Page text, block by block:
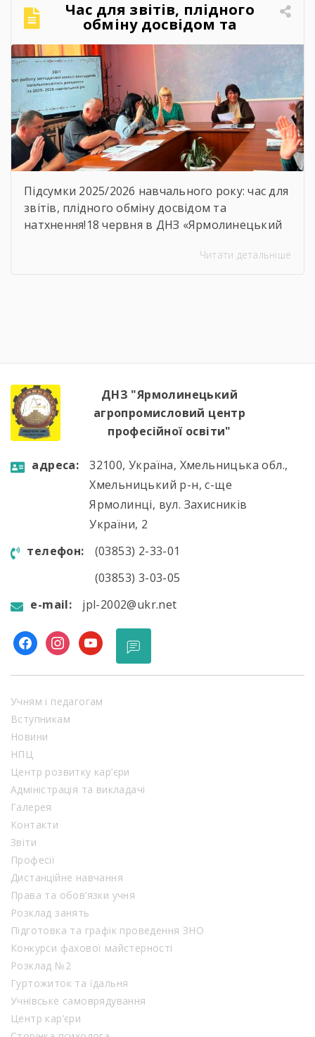
кваліфікованих фахівців вирушила у
самостійне професійне […]
Час для звітів, плідного
обміну досвідом та
натхнення!
Підсумки 2025/2026 навчального року: час для
звітів, плідного обміну досвідом та
натхнення!18 червня в ДНЗ «Ярмолинецький
відбулося засідання методичної комісії
Алла Гончарук проаналізувала роботу комісії
Читати детальніше
ДНЗ "Ярмолинецький
агропромисловий центр
професійної освіти"
aдресa:
32100, Україна, Хмельницька обл.,
Хмельницький р-н, с-ще
Ярмолинці, вул. Захисників
України, 2
телефон:
(03853) 2-33-01
(03853) 3-03-05
e-mail:
jpl-2002@ukr.net
facebookinstagram
youtube
Учням і педагогам
Вступникам
Новини
НПЦ
Центр розвитку кар’єри
Адміністрація та викладачі
Галерея
Контакти
Звіти
Професії
Дистанційне навчання
Права та обов’язки учня
Розклад занять
Підготовка та графік проведення ЗНО
Конкурси фахової майстерності
Розклад №2
Гуртожиток та їдальня
Учнівське самоврядування
Центр кар’єри